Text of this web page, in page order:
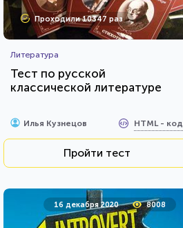
Проходили 10347 раз
Литература
Тест по русской
классической литературе
Илья Кузнецов HTML - код
Пройти тест
16 декабря 2020 8008